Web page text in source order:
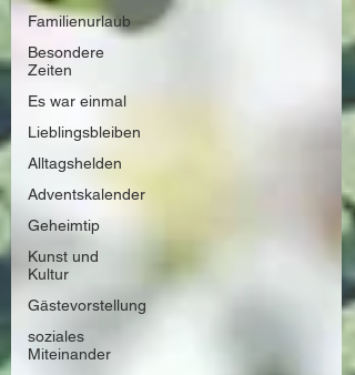
Familienurlaub
Besondere
Zeiten
Es war einmal
Lieblingsbleiben
Alltagshelden
Adventskalender
Geheimtip
Kunst und
Kultur
Gästevorstellung
soziales
Miteinander